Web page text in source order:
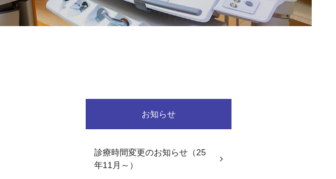
お知らせ
診療時間変更のお知らせ（25
年11月～）